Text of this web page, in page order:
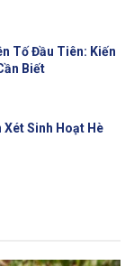
Tố Đầu Tiên: Kiến
Biết
Xét Sinh Hoạt Hè